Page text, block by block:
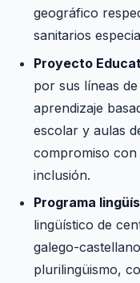
geográfico
sanitarios
Proyecto
por sus líneas
aprendizaje
escolar y aulas
compromiso
inclusión.
Programa
lingüístico de
galego-
plurilingüismo,